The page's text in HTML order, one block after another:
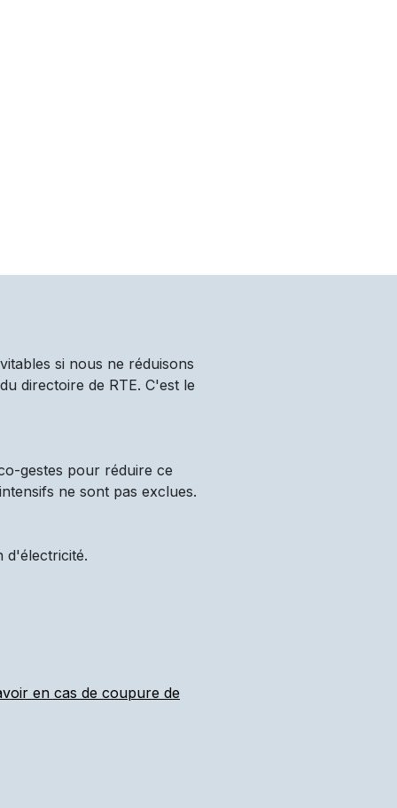
si nous ne réduisons
directoire de RTE. C'est le
gestes pour réduire ce
ne sont pas exclues.
d'électricité.
en cas de coupure de